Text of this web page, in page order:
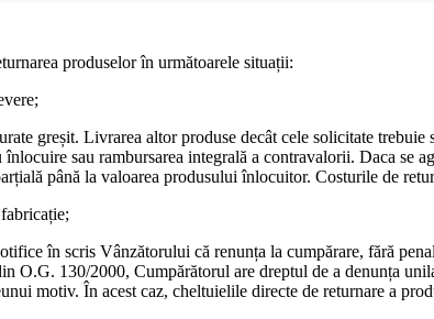
produselor în următoarele situații:
greșit. Livrarea altor produse decât cele solicitate
înlocuire sau rambursarea integrală a contravalorii. Daca se
până la valoarea produsului înlocuitor. Costurile de
în scris Vânzătorului că renunța la cumpărare, fără
O.G. 130/2000, Cumpărătorul are dreptul de a denunța
motiv. În acest caz, cheltuielile directe de returnare a